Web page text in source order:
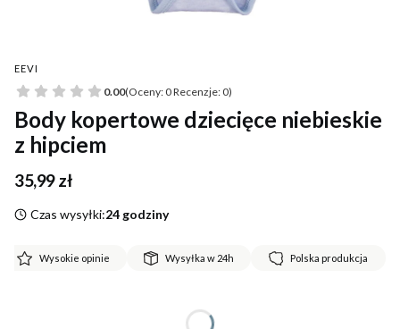
EEVI
0.00(Oceny: 0 Recenzje: 0)
Body kopertowe dziecięce niebieskie
z hipciem
Cena
35,99 zł
Czas wysyłki:24 godziny
Wysokie opinie Wysyłka w 24h Polska produkcja